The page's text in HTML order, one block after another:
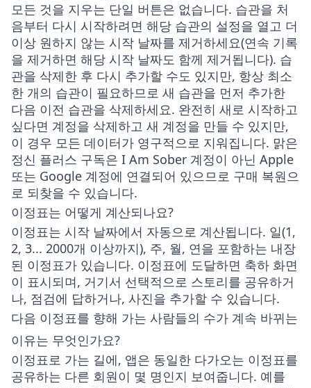
모든 것을 지우는 단일 버튼은 없습니다. 습관을 처
음부터 다시 시작하려면 해당 습관의 설정을 열고 더
이상 원하지 않는 시작 날짜를 제거하세요(연속 기록
을 제거하면 해당 시작 날짜도 함께 제거됩니다). 습
관을 삭제한 후 다시 추가할 수도 있지만, 항상 최소
한 개의 습관이 필요하므로 새 습관을 먼저 추가한
다음 이전 습관을 삭제하세요. 완전히 새로 시작하고
싶다면 계정을 삭제하고 새 계정을 만들 수 있지만,
이 경우 모든 데이터가 영구적으로 지워집니다. 맑은
정신 플러스 구독은 I Am Sober 계정이 아닌 Apple
또는 Google 계정에 연결되어 있으므로 구매 복원으
로 되찾을 수 있습니다.
이정표는 어떻게 계산되나요?
이정표는 시작 날짜에서 자동으로 계산됩니다. 일(1,
2, 3... 2000개 이상까지), 주, 월, 연을 포함하는 내장
된 이정표가 있습니다. 이정표에 도달하면 축하 화면
이 표시되며, 거기서 선택적으로 스토리를 공유하거
나, 점검에 답하거나, 사진을 추가할 수 있습니다.
다음 이정표를 향해 가는 사람들의 수가 계속 바뀌는
이유는 무엇인가요?
이정표로 가는 길에, 앱은 동일한 다가오는 이정표를
공유하는 다른 회원이 몇 명인지 보여줍니다. 예를